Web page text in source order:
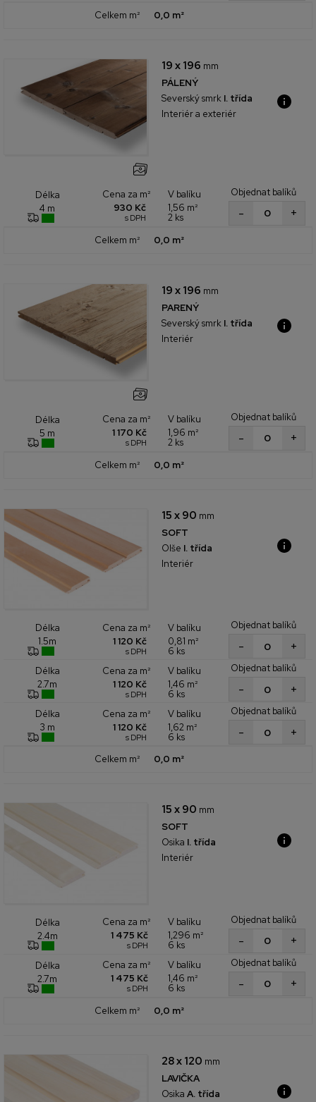
Celkem m² 0,0 m²
19 x 196 mm
PÁLENÝ
Severský smrk I. třída
Interiér a exteriér
Délka
4 m
Cena za m²
930 Kč
s DPH
V balíku
1,56 m²
2 ks
Objednat balíků
+
-
Celkem m² 0,0 m²
19 x 196 mm
PARENÝ
Severský smrk I. třída
Interiér
Délka
5 m
Cena za m²
1 170 Kč
s DPH
V balíku
1,96 m²
2 ks
Objednat balíků
+
-
Celkem m² 0,0 m²
15 x 90 mm
SOFT
Olše I. třída
Interiér
Délka
1.5m
Cena za m²
1 120 Kč
s DPH
V balíku
0,81 m²
6 ks
Objednat balíků
+
-
Délka
2.7m
Cena za m²
1 120 Kč
s DPH
V balíku
1,46 m²
6 ks
Objednat balíků
+
-
Délka
3 m
Cena za m²
1 120 Kč
s DPH
V balíku
1,62 m²
6 ks
Objednat balíků
+
-
Celkem m² 0,0 m²
15 x 90 mm
SOFT
Osika I. třída
Interiér
Délka
2.4m
Cena za m²
1 475 Kč
s DPH
V balíku
1,296 m²
6 ks
Objednat balíků
+
-
Délka
2.7m
Cena za m²
1 475 Kč
s DPH
V balíku
1,46 m²
6 ks
Objednat balíků
+
-
Celkem m² 0,0 m²
28 x 120 mm
LAVIČKA
Osika A. třída